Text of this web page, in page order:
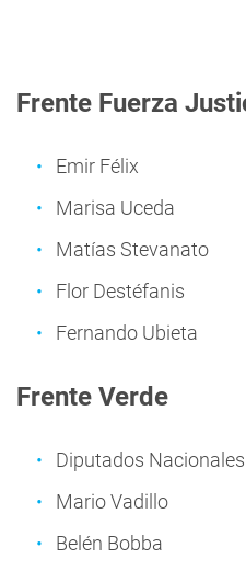
Frente Fuerza
Emir Félix
Marisa Uceda
Matías Stevanato
Flor Destéfanis
Fernando Ubieta
Frente Verde
Diputados Nacionales
Mario Vadillo
Belén Bobba